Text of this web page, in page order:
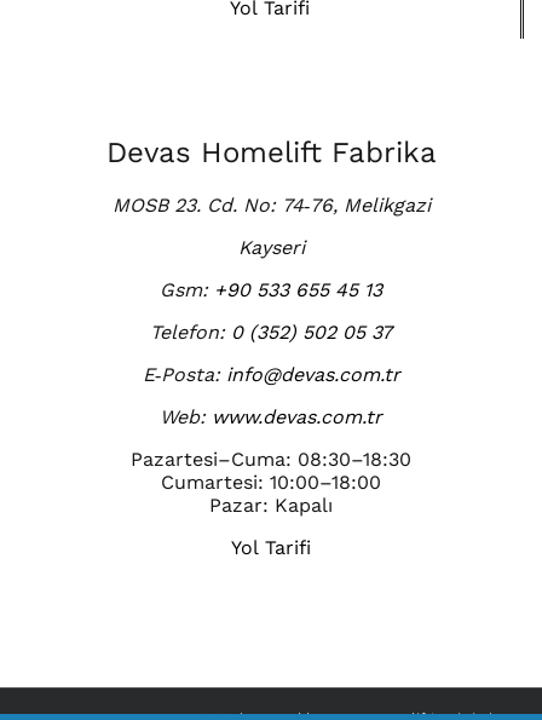
Yol Tarifi
Devas Homelift Fabrika
MOSB 23. Cd. No: 74‑76, Melikgazi
Kayseri
Gsm: +90 533 655 45 13
Telefon: 0 (352) 502 05 37
E‑Posta: info@devas.com.tr
Web: www.devas.com.tr
Pazartesi–Cuma: 08:30–18:30
Cumartesi: 10:00–18:00
Pazar: Kapalı
Yol Tarifi